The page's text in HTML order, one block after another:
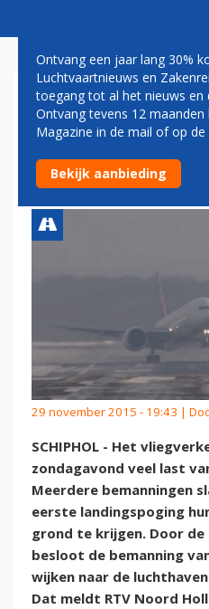
LAST VAN
SCHIPHOL
29 november 2015 - 19:43 |
SCHIPHOL - Het
zondagavond veel last
Meerdere bemanningen
eerste landingspoging
grond te krijgen. Door
besloot de bemanning
wijken naar de
Dat meldt RTV Noord
Ontvang een jaar lang 30%
Luchtvaartnieuws en
toegang tot al het nieuws en
Ontvang tevens 12
Magazine in de mail of op de
Bekijk aanbieding